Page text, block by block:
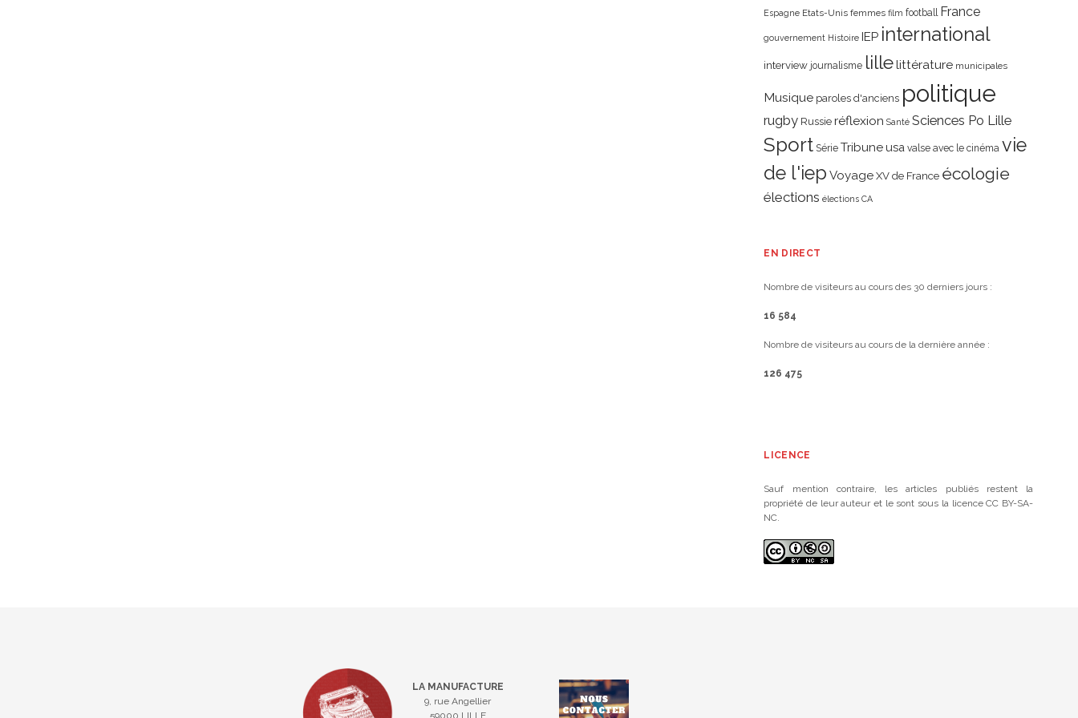
Espagne Etats-Unis femmes film football France
gouvernement Histoire IEP international
interview journalisme lillelittérature municipales
Musique paroles d'anciens politique
rugby Russie réflexion Santé Sciences Po Lille
Sport Série Tribune usa valse avec le cinéma vie
de l'iep Voyage XV de France écologie
élections élections CA
EN DIRECT
Nombre de visiteurs au cours des 30 derniers jours :
16 584
Nombre de visiteurs au cours de la dernière année :
126 475
LICENCE
Sauf mention contraire, les articles publiés restent la
propriété de leur auteur et le sont sous la licence CC BY-SA-
NC.
LA MANUFACTURE
9, rue Angellier
59000 LILLE